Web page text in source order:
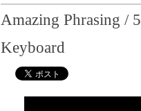
Amazing Phrasing /
Keyboard